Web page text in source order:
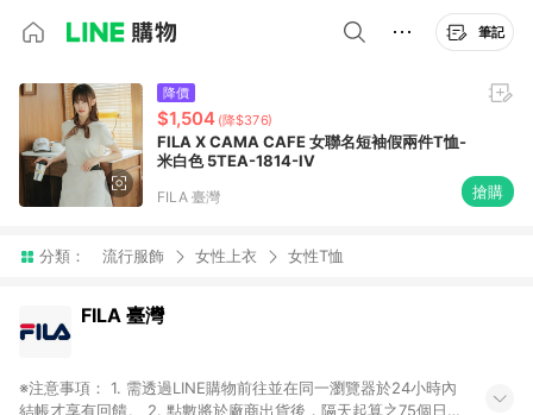
筆記
降價
$1,504 (降$376)
FILA X CAMA CAFE 女聯名短袖假兩件T恤-
米白色 5TEA-1814-IV
FILA 臺灣 搶購
分類： 流行服飾 女性上衣 女性T恤
FILA 臺灣
※注意事項： 1. 需透過LINE購物前往並在同一瀏覽器於24小時內
結帳才享有回饋。 2. 點數將於廠商出貨後，隔天起算之75個日曆